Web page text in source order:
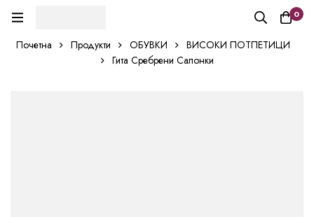
0
Почетна Продукти ОБУВКИ
ВИСОКИ ПОТПЕТИЦИ
Гита Сребрени Салонки